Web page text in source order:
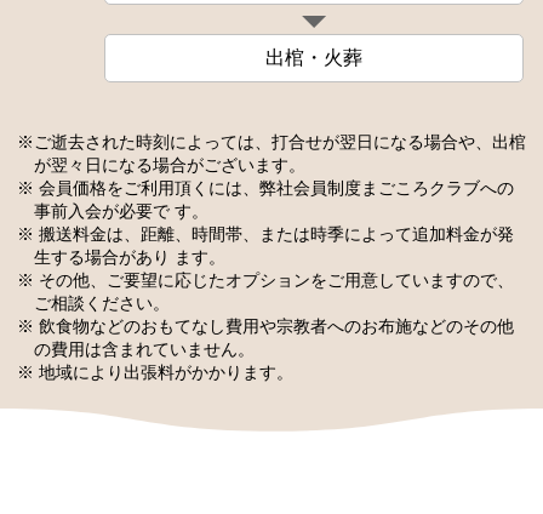
出棺・火葬
※ご逝去された時刻によっては、打合せが翌日になる場合や、出棺
が翌々日になる場合がございます。
※ 会員価格をご利用頂くには、弊社会員制度まごころクラブへの
事前入会が必要で す。
※ 搬送料金は、距離、時間帯、または時季によって追加料金が発
生する場合があり ます。
※ その他、ご要望に応じたオプションをご用意していますので、
ご相談ください。
※ 飲食物などのおもてなし費用や宗教者へのお布施などのその他
の費用は含まれていません。
※ 地域により出張料がかかります。